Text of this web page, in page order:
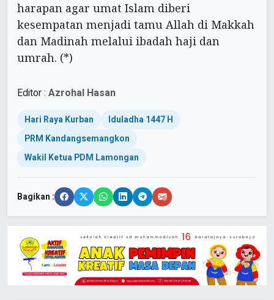
harapan agar umat Islam diberi
kesempatan menjadi tamu Allah di Makkah
dan Madinah melalui ibadah haji dan
umrah. (*)
Editor : Azrohal Hasan
Hari Raya Kurban
Iduladha 1447 H
PRM Kandangsemangkon
Wakil Ketua PDM Lamongan
Bagikan :